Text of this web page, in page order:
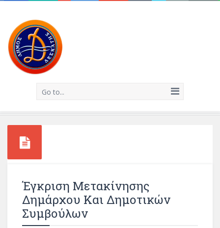
Go to...
Έγκριση Μετακίνησης
Δημάρχου Και Δημοτικών
Συμβούλων